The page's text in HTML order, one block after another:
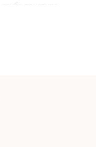
текстура
для
крок у